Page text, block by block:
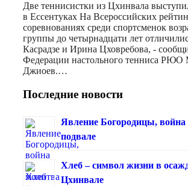
Две теннисистки из Цхинвала
в Ессентуках На Всероссийских
соревнованиях среди спортсменок
группы до четырнадцати лет
Касрадзе и Ирина Цховребова, -
Федерации настольного тенниса РЮО
Джиоев.…
Последние новости
Явление Богородицы,
подвале
Хлеб – символ жизни в
Цхинвале